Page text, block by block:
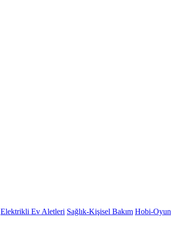
Elektrikli Ev Aletleri Sağlık-Kişisel Bakım Hobi-Oyun